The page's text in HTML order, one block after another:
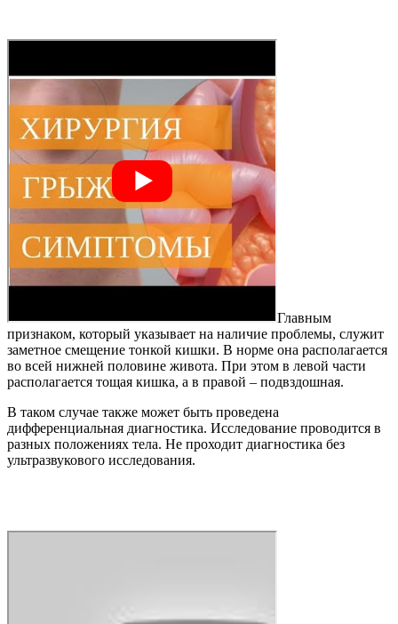
Главным
признаком, который указывает на наличие проблемы, служит
заметное смещение тонкой кишки. В норме она располагается
во всей нижней половине живота. При этом в левой части
располагается тощая кишка, а в правой – подвздошная.
В таком случае также может быть проведена
дифференциальная диагностика. Исследование проводится в
разных положениях тела. Не проходит диагностика без
ультразвукового исследования.